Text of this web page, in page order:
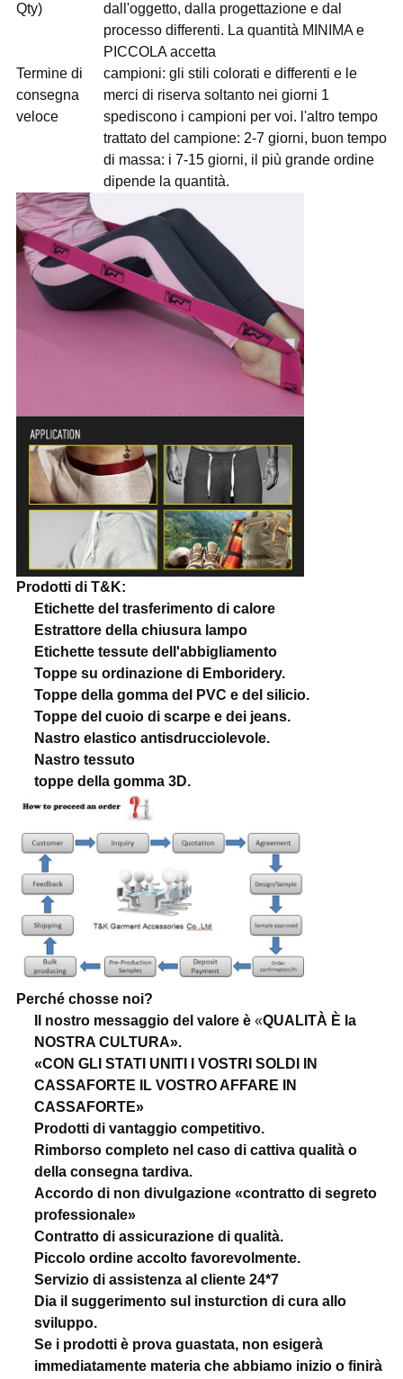
Qty)
dall'oggetto, dalla progettazione e dal
processo differenti. La quantità MINIMA e
PICCOLA accetta
Termine di
consegna
veloce
campioni: gli stili colorati e differenti e le
merci di riserva soltanto nei giorni 1
spediscono i campioni per voi. l'altro tempo
trattato del campione: 2-7 giorni, buon tempo
di massa: i 7-15 giorni, il più grande ordine
dipende la quantità.
Prodotti di T&K:
Etichette del trasferimento di calore
Estrattore della chiusura lampo
Etichette tessute dell'abbigliamento
Toppe su ordinazione di Emboridery.
Toppe della gomma del PVC e del silicio.
Toppe del cuoio di scarpe e dei jeans.
Nastro elastico antisdrucciolevole.
Nastro tessuto
toppe della gomma 3D.
Perché chosse noi?
Il nostro messaggio del valore è«QUALITÀ È la
NOSTRA CULTURA».
«CON GLI STATI UNITI I VOSTRI SOLDI IN
CASSAFORTE IL VOSTRO AFFARE IN
CASSAFORTE»
Prodotti di vantaggio competitivo.
Rimborso completo nel caso di cattiva qualità o
della consegna tardiva.
Accordo di non divulgazione «contratto di segreto
professionale»
Contratto di assicurazione di qualità.
Piccolo ordine accolto favorevolmente.
Servizio di assistenza al cliente 24*7
Dia il suggerimento sul insturction di cura allo
sviluppo.
Se i prodotti è prova guastata, non esigerà
immediatamente materia che abbiamo inizio o finirà